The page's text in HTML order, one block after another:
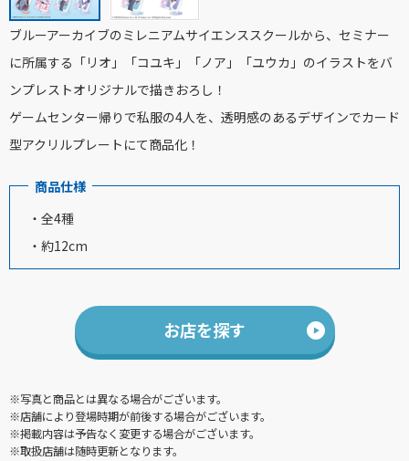
ブルーアーカイブのミレニアムサイエンススクールから、セミナー
に所属する「リオ」「コユキ」「ノア」「ユウカ」のイラストをバ
ンプレストオリジナルで描きおろし！
ゲームセンター帰りで私服の4人を、透明感のあるデザインでカード
型アクリルプレートにて商品化！
商品仕様
・全4種
・約12cm
お店を探す
※写真と商品とは異なる場合がございます。
※店舗により登場時期が前後する場合がございます。
※掲載内容は予告なく変更する場合がございます。
※取扱店舗は随時更新となります。